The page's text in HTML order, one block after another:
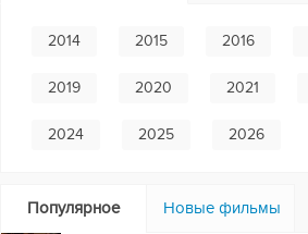
2014 2015 2016
2019 2020 2021
2024 2025 2026
Популярное Новые фильмы